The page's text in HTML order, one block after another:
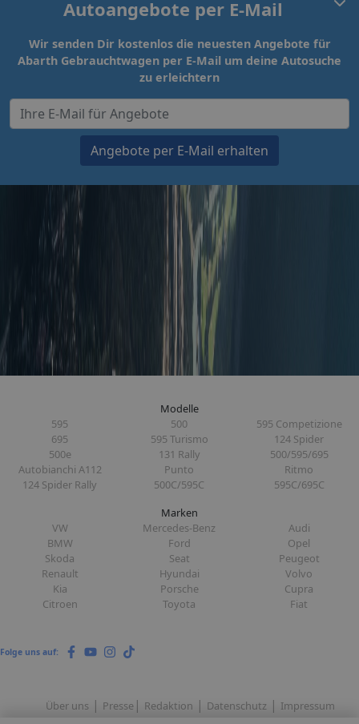
Autoangebote per E-Mail
Wir senden Dir kostenlos die neuesten Angebote für
Abarth Gebrauchtwagen per E-Mail um deine Autosuche
zu erleichtern
Angebote per E-Mail erhalten
Modelle
595
500
595 Competizione
695
595 Turismo
124 Spider
500e
131 Rally
500/595/695
Autobianchi A112
Punto
Ritmo
124 Spider Rally
500C/595C
595C/695C
Marken
VW
Mercedes-Benz
Audi
BMW
Ford
Opel
Skoda
Seat
Peugeot
Renault
Hyundai
Volvo
Kia
Porsche
Cupra
Citroen
Toyota Fiat
Folge uns auf:
Über uns | Presse | Redaktion | Datenschutz | Impressum